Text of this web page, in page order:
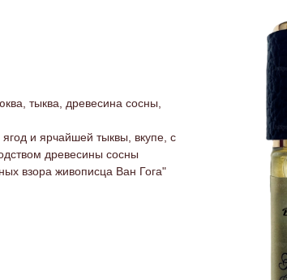
тыква, древесина сосны,
и ярчайшей тыквы, вкупе, с
древесины сосны
взора живописца Ван Гога"